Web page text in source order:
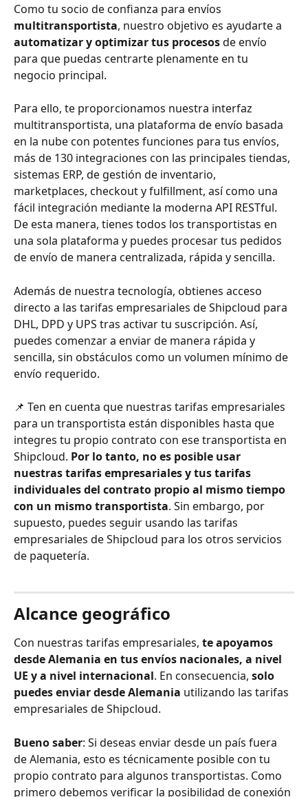
Como tu socio de confianza para envíos
multitransportista, nuestro objetivo es ayudarte a
automatizar y optimizar tus procesos de envío
para que puedas centrarte plenamente en tu
negocio principal.
Para ello, te proporcionamos nuestra interfaz
multitransportista, una plataforma de envío basada
en la nube con potentes funciones para tus envíos,
más de 130 integraciones con las principales tiendas,
sistemas ERP, de gestión de inventario,
marketplaces, checkout y fulfillment, así como una
fácil integración mediante la moderna API RESTful.
De esta manera, tienes todos los transportistas en
una sola plataforma y puedes procesar tus pedidos
de envío de manera centralizada, rápida y sencilla.
Además de nuestra tecnología, obtienes acceso
directo a las tarifas empresariales de Shipcloud para
DHL, DPD y UPS tras activar tu suscripción. Así,
puedes comenzar a enviar de manera rápida y
sencilla, sin obstáculos como un volumen mínimo de
envío requerido.
📌 Ten en cuenta que nuestras tarifas empresariales
para un transportista están disponibles hasta que
integres tu propio contrato con ese transportista en
Shipcloud. Por lo tanto, no es posible usar
nuestras tarifas empresariales y tus tarifas
individuales del contrato propio al mismo tiempo
con un mismo transportista. Sin embargo, por
supuesto, puedes seguir usando las tarifas
empresariales de Shipcloud para los otros servicios
de paquetería.
Alcance geográfico
Con nuestras tarifas empresariales, te apoyamos
desde Alemania en tus envíos nacionales, a nivel
UE y a nivel internacional. En consecuencia, solo
puedes enviar desde Alemania utilizando las tarifas
empresariales de Shipcloud.
Bueno saber: Si deseas enviar desde un país fuera
de Alemania, esto es técnicamente posible con tu
propio contrato para algunos transportistas. Como
primero debemos verificar la posibilidad de conexión